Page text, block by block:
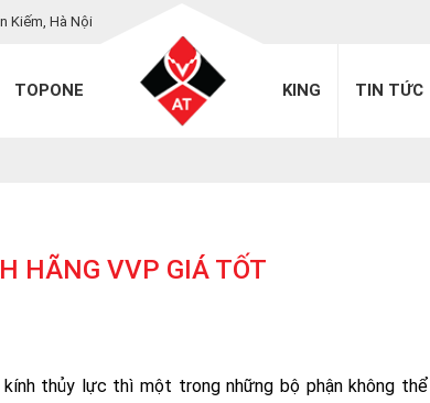
Kiếm, Hà Nội
TOPONE KING TIN TỨC
HÃNG VVP GIÁ TỐT
thủy lực thì một trong những bộ phận không